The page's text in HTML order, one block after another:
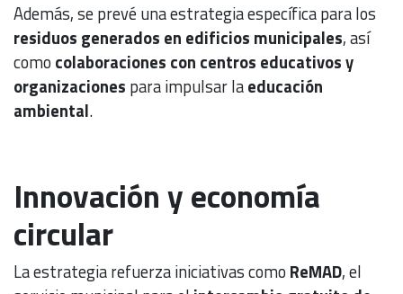
Además, se prevé una estrategia específica para los
residuos generados en edificios municipales, así
como colaboraciones con centros educativos y
organizaciones para impulsar laeducación
ambiental.
Innovación y economía
circular
La estrategia refuerza iniciativas como ReMAD, el